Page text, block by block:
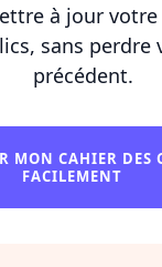
à jour
sans perdre
précédent.
MON CAHIER DES
FACILEMENT